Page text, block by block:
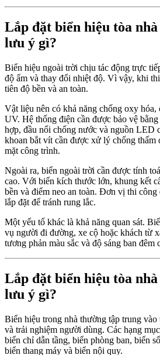
Lắp đặt biển hiệu tòa
lưu ý gì?
Biển hiệu ngoài trời chịu tác động trực
độ ẩm và thay đổi nhiệt độ. Vì vậy, khi
tiên độ bền và an toàn.
Vật liệu nên có khả năng chống oxy hóa,
UV. Hệ thống điện cần được bảo vệ
hợp, đầu nối chống nước và nguồn LED
khoan bắt vít cần được xử lý chống thấm
mặt công trình.
Ngoài ra, biển ngoài trời cần được tính
cao. Với biển kích thước lớn, khung kết
bền và điểm neo an toàn. Đơn vị thi công
lắp đặt để tránh rung lắc.
Một yếu tố khác là khả năng quan sát.
vụ người đi đường, xe cộ hoặc khách từ
tương phản màu sắc và độ sáng ban
Lắp đặt biển hiệu tòa
lưu ý gì?
Biển hiệu trong nhà thường tập trung
và trải nghiệm người dùng. Các hạng
biển chỉ dẫn tầng, biển phòng ban, biển
biển thang máy và biển nội quy.